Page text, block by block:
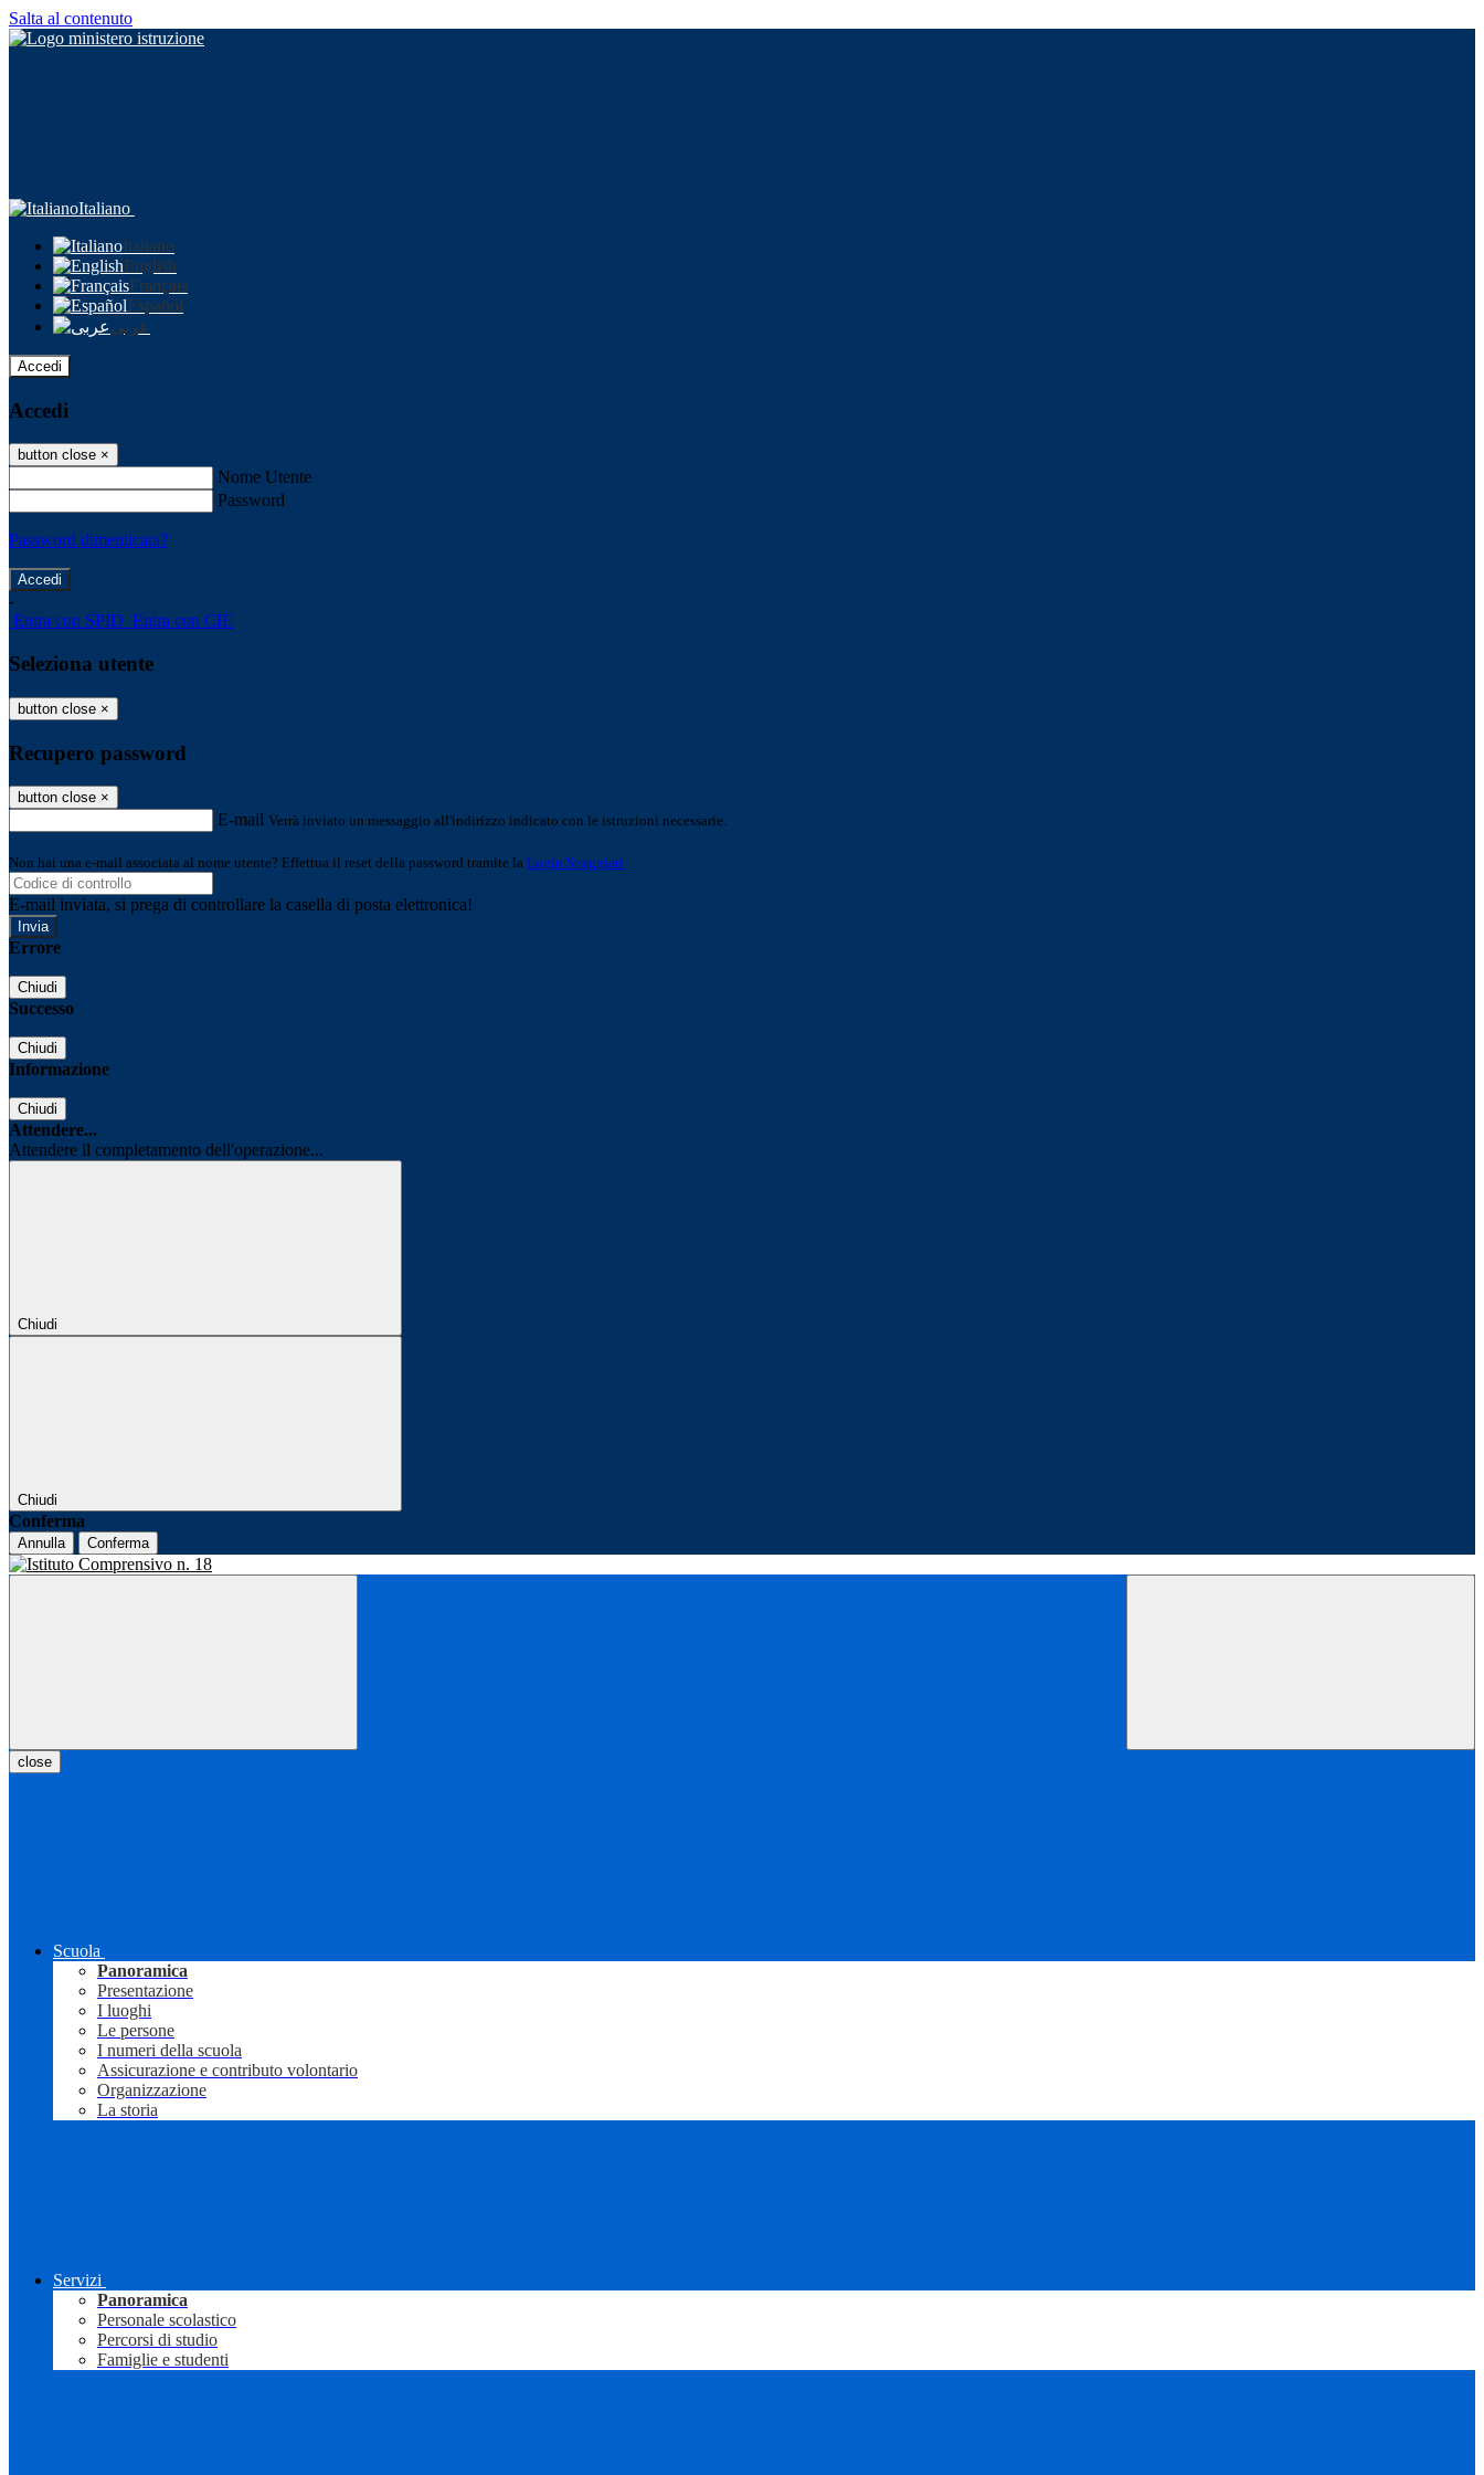
Salta al contenuto
Italiano
Italiano
English
Français
Español
عربى
Accedi
Accedi
button close ×
Nome Utente
Password
Password dimenticata?
-
Entra con SPID Entra con CIE
Seleziona utente
button close ×
Recupero password
button close ×
E-mail Verrà inviato un messaggio all'indirizzo indicato con le istruzioni necessarie.
Non hai una e-mail associata al nome utente? Effettua il reset della password tramite la Login Spaggiari
E-mail inviata, si prega di controllare la casella di posta elettronica!
Errore
Chiudi
Successo
Chiudi
Informazione
Chiudi
Attendere...
Attendere il completamento dell'operazione...
Chiudi
Chiudi
Conferma
Annulla Conferma
close
Scuola
Panoramica
Presentazione
I luoghi
Le persone
I numeri della scuola
Assicurazione e contributo volontario
Organizzazione
La storia
Servizi
Panoramica
Personale scolastico
Percorsi di studio
Famiglie e studenti